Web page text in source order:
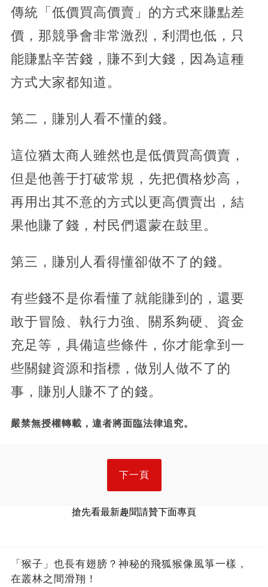
傳統「低價買高價賣」的方式來賺點差
價，那競爭會非常激烈，利潤也低，只
能賺點辛苦錢，賺不到大錢，因為這種
方式大家都知道。
第二，賺別人看不懂的錢。
這位猶太商人雖然也是低價買高價賣，
但是他善于打破常規，先把價格炒高，
再用出其不意的方式以更高價賣出，結
果他賺了錢，村民們還蒙在鼓里。
第三，賺別人看得懂卻做不了的錢。
有些錢不是你看懂了就能賺到的，還要
敢于冒險、執行力強、關系夠硬、資金
充足等，具備這些條件，你才能拿到一
些關鍵資源和指標，做別人做不了的
事，賺別人賺不了的錢。
嚴禁無授權轉載，違者將面臨法律追究。
下一頁
搶先看最新趣聞請贊下面專頁
「猴子」也長有翅膀？神秘的飛狐猴像風箏一樣，
在叢林之間滑翔！